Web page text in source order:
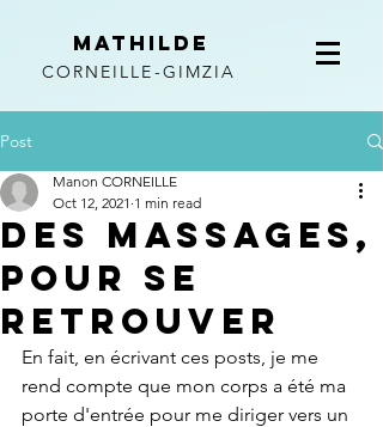
Mathilde
CORNEILLE-GIMZIA
Post
Des massages,
pour se
retrouver
Manon CORNEILLE
Oct 12, 2021 1 min read
En fait, en écrivant ces posts, je me
rend compte que mon corps a été ma
porte d'entrée pour me diriger vers un